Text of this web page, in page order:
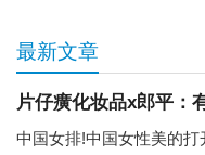
最新文章
片仔癀化妆品x郎平：
中国女排!中国女性美的